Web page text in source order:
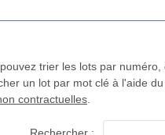
trier les lots par
un lot par mot clé à l'aide
contractuelles
Rechercher :